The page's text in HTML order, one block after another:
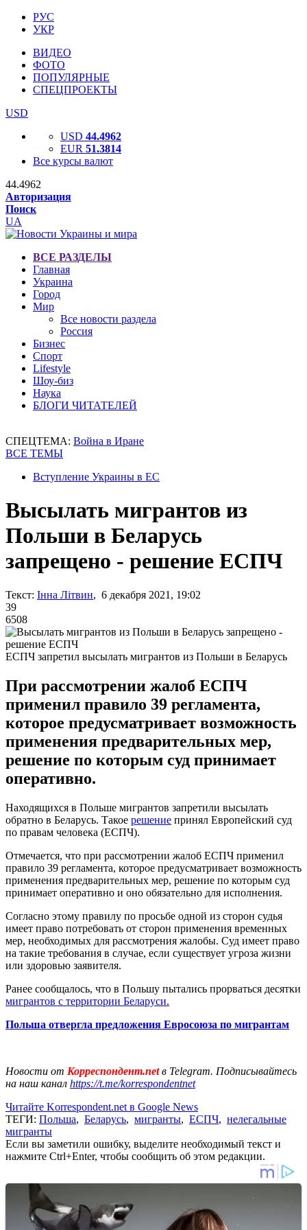
РУС
УКР
ВИДЕО
ФОТО
ПОПУЛЯРНЫЕ
СПЕЦПРОЕКТЫ
USD
USD 44.4962
EUR 51.3814
Все курсы валют
44.4962
Авторизация
Поиск
UA
ВСЕ РАЗДЕЛЫ
Главная
Украина
Город
Мир
Все новости раздела
Россия
Бизнес
Спорт
Lifestyle
Шоу-биз
Наука
БЛОГИ ЧИТАТЕЛЕЙ
СПЕЦТЕМА: Война в Иране
ВСЕ ТЕМЫ
Вступление Украины в ЕС
Высылать мигрантов из
Польши в Беларусь
запрещено - решение ЕСПЧ
Текст: Інна Літвин, 6 декабря 2021, 19:02
39
6508
ЕСПЧ запретил высылать мигрантов из Польши в Беларусь
При рассмотрении жалоб ЕСПЧ
применил правило 39 регламента,
которое предусматривает возможность
применения предварительных мер,
решение по которым суд принимает
оперативно.
Находящихся в Польше мигрантов запретили высылать
обратно в Беларусь. Такое решение принял Европейский суд
по правам человека (ЕСПЧ).
Отмечается, что при рассмотрении жалоб ЕСПЧ применил
правило 39 регламента, которое предусматривает возможность
применения предварительных мер, решение по которым суд
принимает оперативно и оно обязательно для исполнения.
Согласно этому правилу по просьбе одной из сторон судья
имеет право потребовать от сторон применения временных
мер, необходимых для рассмотрения жалобы. Суд имеет право
на такие требования в случае, если существует угроза жизни
или здоровью заявителя.
Ранее сообщалось, что в Польшу пытались прорваться десятки
мигрантов с территории Беларуси.
Польша отвергла предложения Евросоюза по мигрантам
Новости от Корреспондент.netв Telegram. Подписывайтесь
на наш канал https://t.me/korrespondentnet
Читайте Korrespondent.net в Google News
ТЕГИ: Польша, Беларусь, мигранты, ЕСПЧ, нелегальные
мигранты
Если вы заметили ошибку, выделите необходимый текст и
нажмите Ctrl+Enter, чтобы сообщить об этом редакции.